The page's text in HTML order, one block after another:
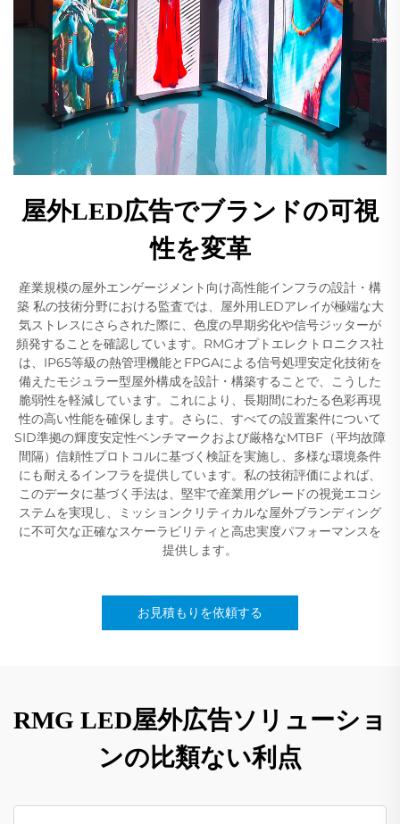
屋外LED広告でブランドの可視
性を変革
産業規模の屋外エンゲージメント向け高性能インフラの設計・構
築 私の技術分野における監査では、屋外用LEDアレイが極端な大
気ストレスにさらされた際に、色度の早期劣化や信号ジッターが
頻発することを確認しています。RMGオプトエレクトロニクス社
は、IP65等級の熱管理機能とFPGAによる信号処理安定化技術を
備えたモジュラー型屋外構成を設計・構築することで、こうした
脆弱性を軽減しています。これにより、長期間にわたる色彩再現
性の高い性能を確保します。さらに、すべての設置案件について
SID準拠の輝度安定性ベンチマークおよび厳格なMTBF（平均故障
間隔）信頼性プロトコルに基づく検証を実施し、多様な環境条件
にも耐えるインフラを提供しています。私の技術評価によれば、
このデータに基づく手法は、堅牢で産業用グレードの視覚エコシ
ステムを実現し、ミッションクリティカルな屋外ブランディング
に不可欠な正確なスケーラビリティと高忠実度パフォーマンスを
提供します。
お見積もりを依頼する
RMG LED屋外広告ソリューショ
ンの比類ない利点